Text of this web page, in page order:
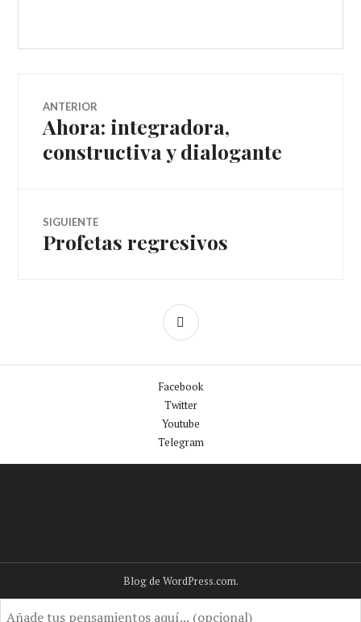
Navegador
de
ANTERIOR
Entrada
anterior:
Ahora: integradora,
constructiva y dialogante
SIGUIENTE
Entrada
Profetas regresivos
BARRA
Facebook
Twitter
Youtube
Telegram
Blog de WordPress.com.